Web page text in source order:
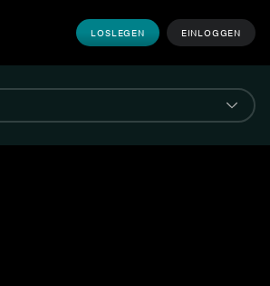
LOSLEGEN EINLOGGEN